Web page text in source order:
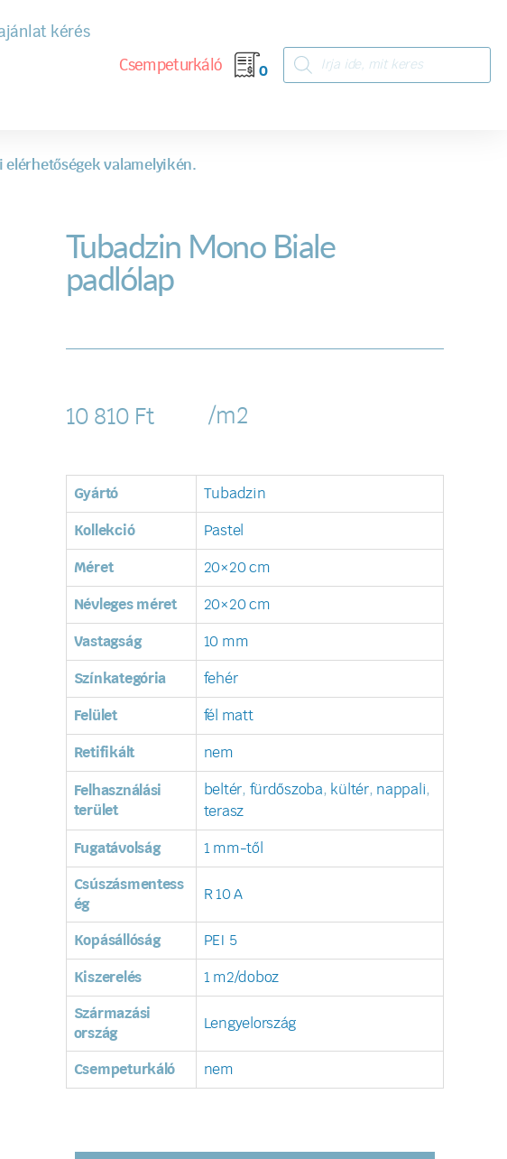
kérés
Csempeturkáló 0
valamelyikén.
Tubadzin Mono Biale
padlólap
10 810 Ft /m2
Gyártó Tubadzin
Kollekció Pastel
Méret 20×20 cm
Névleges méret 20×20 cm
Vastagság 10 mm
Színkategória fehér
Felület fél matt
Retifikált nem
Felhasználási
terület
beltér, fürdőszoba, kültér, nappali,
terasz
Fugatávolság 1 mm-től
Csúszásmentess
ég
R 10 A
Kopásállóság PEI 5
Kiszerelés 1 m2/doboz
Származási
ország
Lengyelország
Csempeturkáló nem